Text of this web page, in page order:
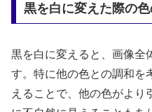
黒を白に変えた際の
黒を白に変えると、画像全
す。特に他の色との調和を
えることで、他の色がより